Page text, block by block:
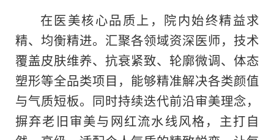
在医美核心品质上，院内始终精益求
精、均衡精进。汇聚各领域资深医师，技术
覆盖皮肤维养、抗衰紧致、轮廓微调、体态
塑形等全品类项目，能够精准解决各类颜值
与气质短板。同时持续迭代前沿审美理念，
摒弃老旧审美与网红流水线风格，主打自